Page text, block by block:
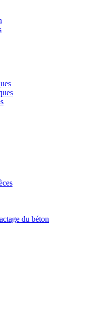
du béton